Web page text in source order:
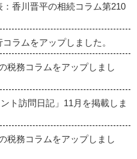
香川晋平の相続コラム第210
ラムをアップしました。
税務コラムをアップしまし
ト訪問日記」11月を掲載しま
税務コラムをアップしまし